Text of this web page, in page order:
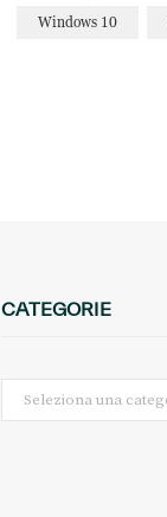
Windows 10
CATEGORIE
Categorie